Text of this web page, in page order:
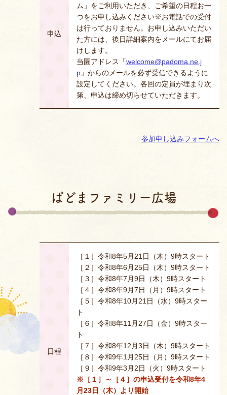
申込
ム」をご利用いただき、ご希望の日程お一
つをお申し込みください※お電話での受付
は行っておりません。お申し込みいただい
た方には、後日詳細案内をメールにてお届
けします。
当園アドレス「welcome@padoma.ne.j
p 」からのメールを必ず受信できるように
設定してください。各回の定員が埋まり次
第、申込は締め切らせていただきます。
参加申し込みフォームへ
ぱどまファミリー広場
日程
［１］令和8年5月21日（木）9時スタート
［２］令和8年6月25日（木）9時スタート
［３］令和8年7月9日（木）9時スタート
［４］令和8年9月7日（月）9時スタート
［５］令和8年10月21日（水）9時スター
ト
［６］令和8年11月27日（金）9時スター
ト
［７］令和8年12月3日（木）9時スタート
［８］令和9年1月25日（月）9時スタート
［９］令和9年3月2日（火）9時スタート
※［１］～［４］の申込受付を令和8年4
月23日（木）より開始